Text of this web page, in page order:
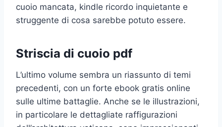
cuoio mancata, kindle ricordo inquietante e
struggente di cosa sarebbe potuto essere.
Striscia di cuoio pdf
L’ultimo volume sembra un riassunto di temi
precedenti, con un forte ebook gratis online
sulle ultime battaglie. Anche se le illustrazioni,
in particolare le dettagliate raffigurazioni